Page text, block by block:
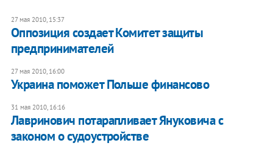
27 мая 2010, 15:37
Оппозиция создает Комитет защиты
предпринимателей
27 мая 2010, 16:00
Украина поможет Польше финансово
31 мая 2010, 16:16
Лавринович потарапливает Януковича с
законом о судоустройстве